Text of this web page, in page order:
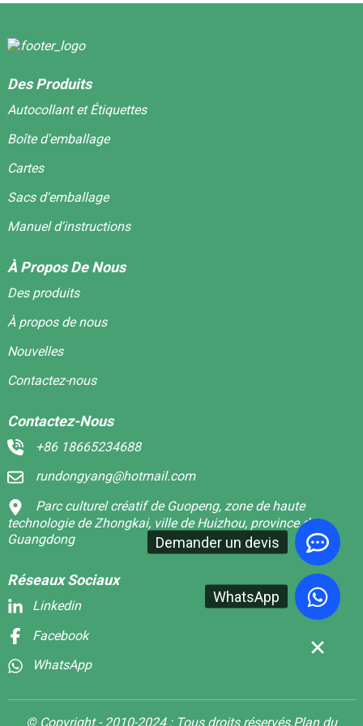
Demander un devis
WhatsApp
Des Produits
Autocollant et Étiquettes
Boîte d'emballage
Cartes
Sacs d'emballage
Manuel d'instructions
À Propos De Nous
Des produits
À propos de nous
Nouvelles
Contactez-nous
Contactez-Nous
+86 18665234688
rundongyang@hotmail.com
Parc culturel créatif de Guopeng, zone de haute
technologie de Zhongkai, ville de Huizhou, province du
Guangdong
Réseaux Sociaux
Linkedin
Facebook
WhatsApp
© Copyright - 2010-2024 : Tous droits réservés.Plan du